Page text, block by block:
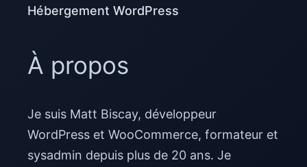
Hébergement WordPress
À propos
Je suis Matt Biscay, développeur
WordPress et WooCommerce, formateur et
sysadmin depuis plus de 20 ans. Je